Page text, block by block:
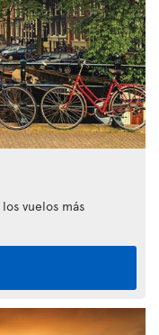
vuelos más